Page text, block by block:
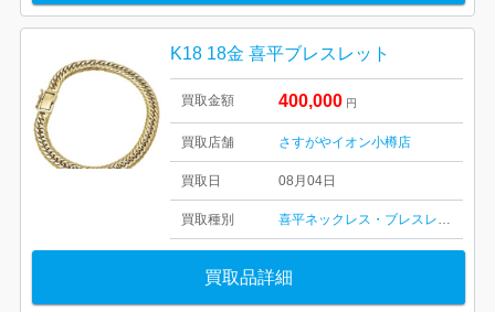
K18 18金 喜平ブレスレット
買取金額 400,000 円
買取店舗 さすがやイオン小樽店
買取日 08月04日
買取種別 喜平ネックレス・ブレスレット
買取品詳細